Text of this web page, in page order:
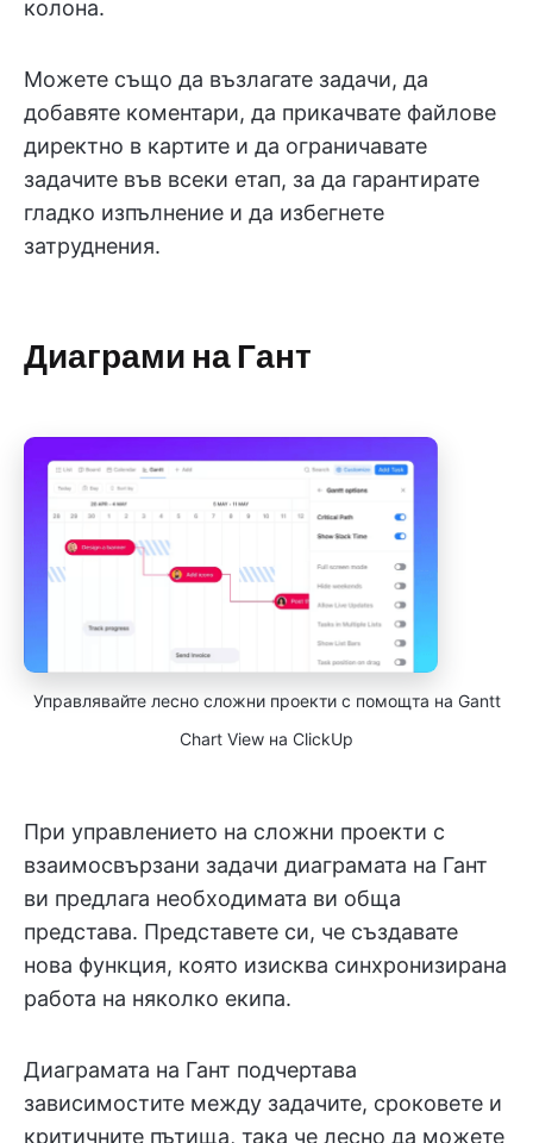
колона.
Можете също да възлагате задачи, да
добавяте коментари, да прикачвате файлове
директно в картите и да ограничавате
задачите във всеки етап, за да гарантирате
гладко изпълнение и да избегнете
затруднения.
Диаграми на Гант
Управлявайте лесно сложни проекти с помощта на Gantt
Chart View на ClickUp
При управлението на сложни проекти с
взаимосвързани задачи диаграмата на Гант
ви предлага необходимата ви обща
представа. Представете си, че създавате
нова функция, която изисква синхронизирана
работа на няколко екипа.
Диаграмата на Гант подчертава
зависимостите между задачите, сроковете и
критичните пътища, така че лесно да можете